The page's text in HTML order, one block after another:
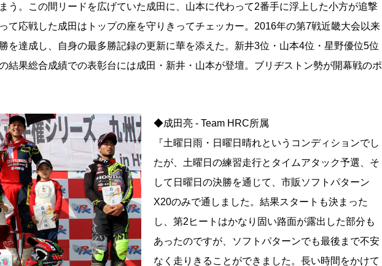
う。この間リードを広げていた成田に、山本に代わって2番手に浮上した小方が追撃
て応戦した成田はトップの座を守りきってチェッカー。2016年の第7戦近畿大会以来
を達成し、自身の最多勝記録の更新に華を添えた。新井3位・山本4位・星野優位5位
結果総合成績での表彰台には成田・新井・山本が登壇。ブリヂストン勢が開幕戦のポ
◆成田亮 - Team HRC所属
『土曜日雨・日曜日晴れというコンディションでし
たが、土曜日の練習走行とタイムアタック予選、そ
して日曜日の決勝を通じて、市販ソフトパターン
X20のみで通しました。結果スタートも決まった
し、第2ヒートはかなり固い路面が露出した部分も
あったのですが、ソフトパターンでも最後まで不安
なく走りきることができました。長い時間をかけて